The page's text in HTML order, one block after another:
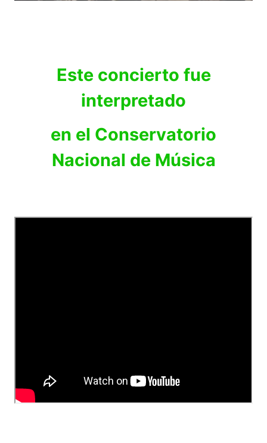
Este concierto fue
interpretado
en el Conservatorio
Nacional de Música